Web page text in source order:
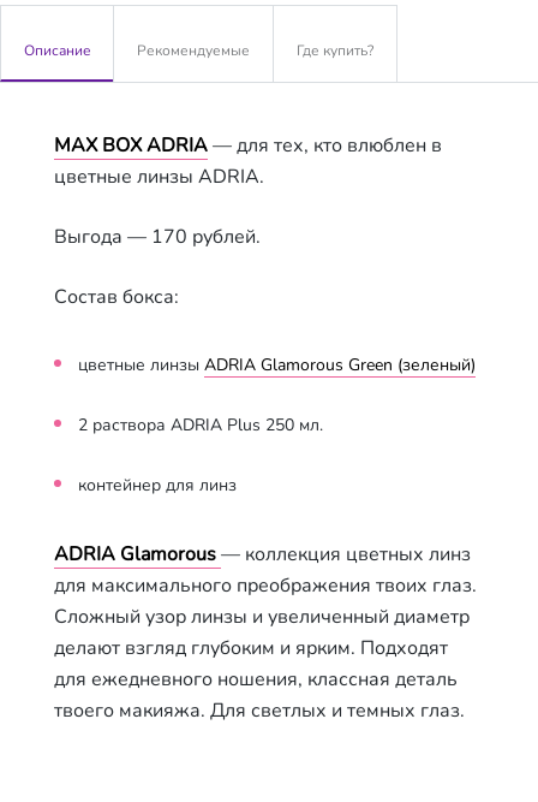
Описание Рекомендуемые Где купить?
MAX BOX ADRIA— для тех, кто влюблен в
цветные линзы ADRIA.
Выгода — 170 рублей.
Состав бокса:
цветные линзы ADRIA Glamorous Green (зеленый)
2 раствора ADRIA Plus 250 мл.
контейнер для линз
ADRIA Glamorous— коллекция цветных линз
для максимального преображения твоих глаз.
Сложный узор линзы и увеличенный диаметр
делают взгляд глубоким и ярким. Подходят
для ежедневного ношения, классная деталь
твоего макияжа. Для светлых и темных глаз.